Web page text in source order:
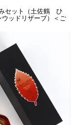
セット（土佐鶴 ひ
ッドリザーブ）＜ご